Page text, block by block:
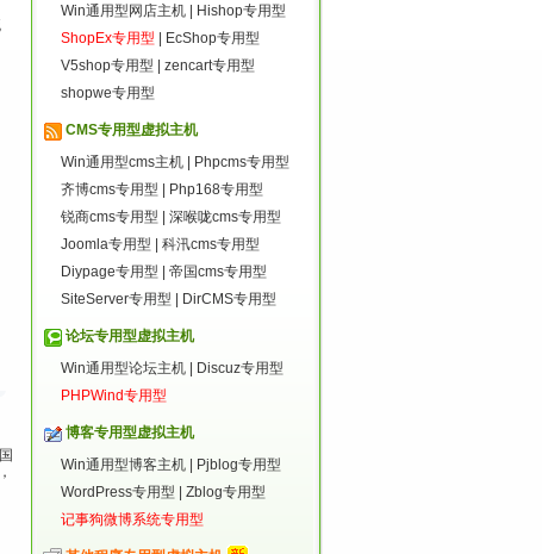
Win通用型网店主机|
Hishop专用型
ShopEx专用型
EcShop专用型
V5shop专用型
zencart专用型
shopwe专用型
CMS专用型虚拟主机
Win通用型cms主机|
Phpcms专用型
齐博cms专用型
Php168专用型
锐商cms专用型
深喉咙cms专用型
Joomla专用型
科汛cms专用型
Diypage专用型
帝国cms专用型
SiteServer专用型
DirCMS专用型
论坛专用型虚拟主机
Win通用型论坛主机|
Discuz专用型
PHPWind专用型
博客专用型虚拟主机
Win通用型博客主机|
Pjblog专用型
WordPress专用型
Zblog专用型
记事狗微博系统专用型